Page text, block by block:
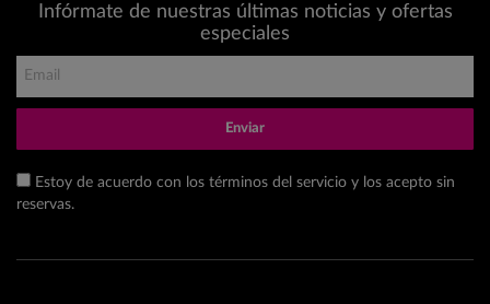
Infórmate de nuestras últimas noticias y ofertas
especiales
Enviar
Estoy de acuerdo con los términos del servicio y los acepto sin
reservas.